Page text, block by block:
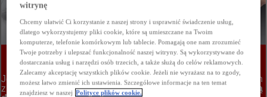
witrynę
Chcemy ułatwić Ci korzystanie z naszej strony i usprawnić świadczenie usług,
dlatego wykorzystujemy pliki cookie, które są umieszczane na Twoim
komputerze, telefonie komórkowym lub tablecie. Pomagają one nam zrozumieć
Twoje potrzeby i ulepszać funkcjonalność naszej witryny. Są wykorzystywane do
dostarczania usług i narzędzi osób trzecich, a także służą do celów reklamowych.
Zalecamy akceptację wszystkich plików cookie. Jeżeli nie wyrażasz na to zgody,
możesz łatwo zmienić ich ustawienia. Szczegółowe informacje na ten temat
znajdziesz w naszej Polityce plików cookie.